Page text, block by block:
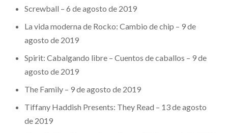
Screwball – 6 de agosto de 2019
La vida moderna de Rocko: Cambio de chip – 9 de
agosto de 2019
Spirit: Cabalgando libre – Cuentos de caballos – 9 de
agosto de 2019
The Family – 9 de agosto de 2019
Tiffany Haddish Presents: They Read – 13 de agosto
de 2019